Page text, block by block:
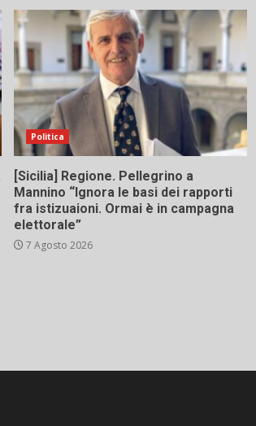
Politica
[Sicilia] Regione. Pellegrino a
Mannino “Ignora le basi dei rapporti
fra istizuaioni. Ormai è in campagna
elettorale”
7 Agosto 2026